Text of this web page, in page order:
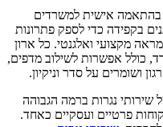
קיר בהתאמה אישית למשרדים
בקפידה כדי לספק פתרונות
מקצועי ואלגנטי. כל ארון
כולל אפשרות לשילוב מדפים,
ושומרים על סדר וניקיון.
שירותי נגרות ברמה הגבוהה
פרטיים ועסקיים כאחד.